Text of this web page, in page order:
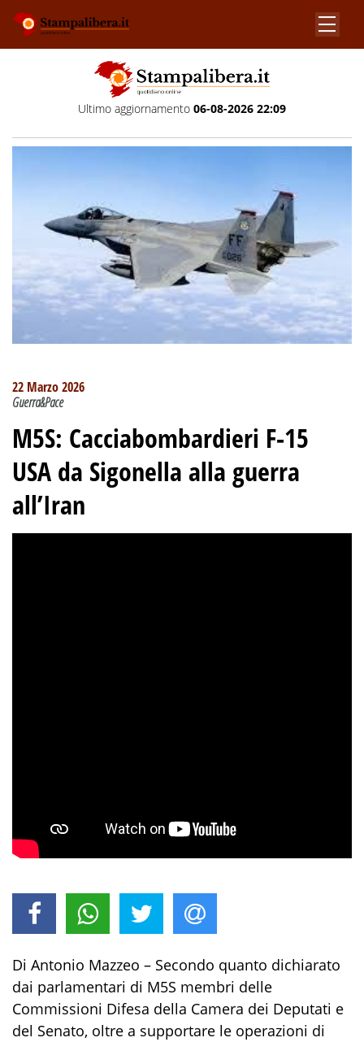
Ultimo aggiornamento 06-08-2026 22:09
22 Marzo 2026
Guerra&Pace
M5S: Cacciabombardieri F-15
USA da Sigonella alla guerra
all’Iran
Di Antonio Mazzeo – Secondo quanto dichiarato
dai parlamentari di M5S membri delle
Commissioni Difesa della Camera dei Deputati e
del Senato, oltre a supportare le operazioni di